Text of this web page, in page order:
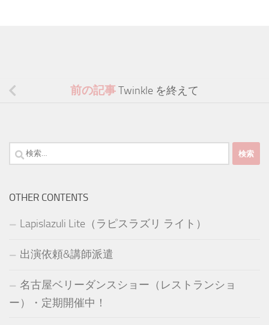
前の記事Twinkle を終えて
検
索:
OTHER CONTENTS
Lapislazuli Lite（ラピスラズリ ライト）
出演依頼&講師派遣
名古屋ベリーダンスショー（レストランショ
ー）・定期開催中！